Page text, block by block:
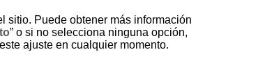
sitio. Puede obtener más información
” o si no selecciona ninguna opción,
ajuste en cualquier momento.